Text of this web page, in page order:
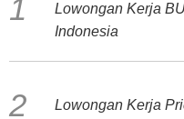
Lowongan Kerja
Indonesia
Lowongan Kerja